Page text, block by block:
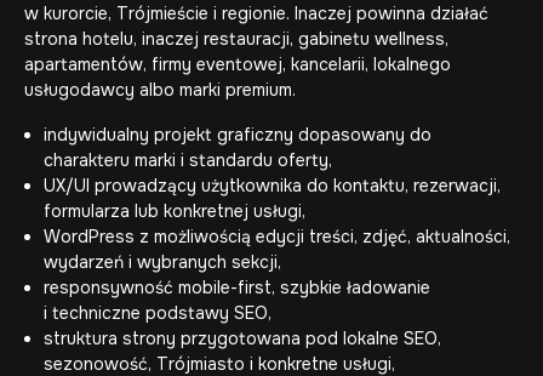
w kurorcie, Trójmieście i regionie. Inaczej powinna działać
strona hotelu, inaczej restauracji, gabinetu wellness,
apartamentów, firmy eventowej, kancelarii, lokalnego
usługodawcy albo marki premium.
indywidualny projekt graficzny dopasowany do
charakteru marki i standardu oferty,
UX/UI prowadzący użytkownika do kontaktu, rezerwacji,
formularza lub konkretnej usługi,
WordPress z możliwością edycji treści, zdjęć, aktualności,
wydarzeń i wybranych sekcji,
responsywność mobile-first, szybkie ładowanie
i techniczne podstawy SEO,
struktura strony przygotowana pod lokalne SEO,
sezonowość, Trójmiasto i konkretne usługi,